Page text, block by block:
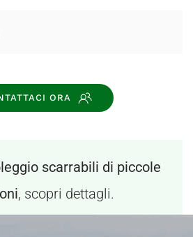
ORA
scarrabili di piccole
, scopri dettagli.